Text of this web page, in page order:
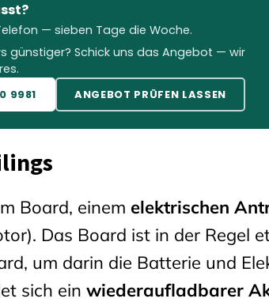
— sieben Tage die Woche.
günstiger? Schick uns das Angebot — wir
9981 ANGEBOT PRÜFEN LASSEN
Board, einem elektrischen
Das Board ist in der Regel
um darin die Batterie und
sich ein wiederaufladbarer